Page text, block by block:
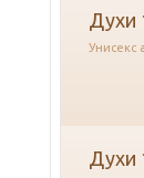
Унисекс